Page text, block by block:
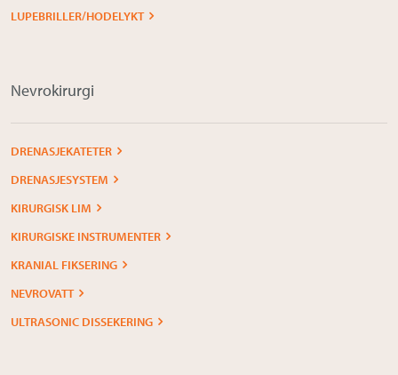
LUPEBRILLER/HODELYKT
Nevrokirurgi
DRENASJEKATETER
DRENASJESYSTEM
KIRURGISK LIM
KIRURGISKE INSTRUMENTER
KRANIAL FIKSERING
NEVROVATT
ULTRASONIC DISSEKERING